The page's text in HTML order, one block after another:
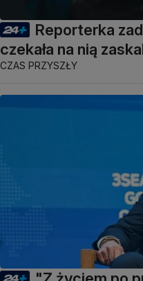
Reporterka
czekała na nią
CZAS PRZYSZŁY